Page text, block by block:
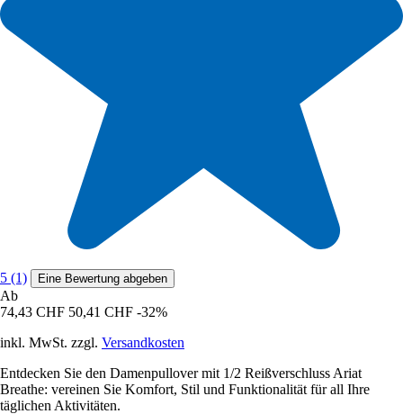
5 (1) Eine Bewertung abgeben
Ab
74,43 CHF 50,41 CHF -32%
inkl. MwSt. zzgl. Versandkosten
Entdecken Sie den Damenpullover mit 1/2 Reißverschluss Ariat
Breathe: vereinen Sie Komfort, Stil und Funktionalität für all Ihre
täglichen Aktivitäten.